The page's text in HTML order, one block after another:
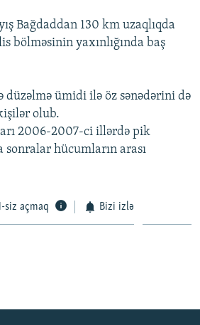
KITABXANASI
STANDARTLARIMIZ
TELEFONUNUZDA
Bağdaddan 130 km uzaqlıqda
bölməsinin yaxınlığında baş
düzəlmə ümidi ilə öz sənədərini də
olub.
2006-2007-ci illərdə pik
sonralar hücumların arası
siz açmaq Bizi izlə